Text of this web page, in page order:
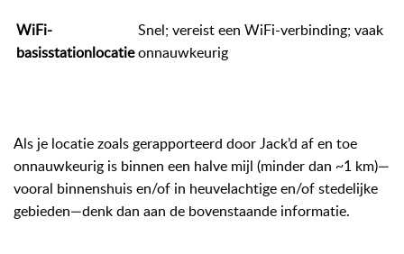
WiFi-
basisstationlocatie
Snel; vereist een WiFi-verbinding; vaak
onnauwkeurig
Als je locatie zoals gerapporteerd door Jack’d af en toe
onnauwkeurig is binnen een halve mijl (minder dan ~1 km)—
vooral binnenshuis en/of in heuvelachtige en/of stedelijke
gebieden—denk dan aan de bovenstaande informatie.